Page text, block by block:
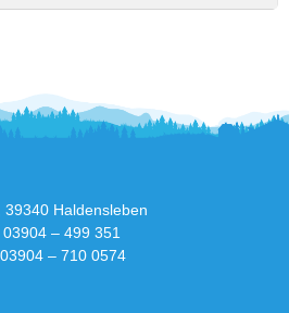
39340 Haldensleben
03904 – 499 351
– 710 0574